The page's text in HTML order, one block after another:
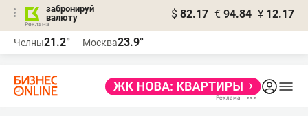
забронируй
валюту
$ 82.17 € 94.84 ¥ 12.17
Челны21.2° Москва23.9°